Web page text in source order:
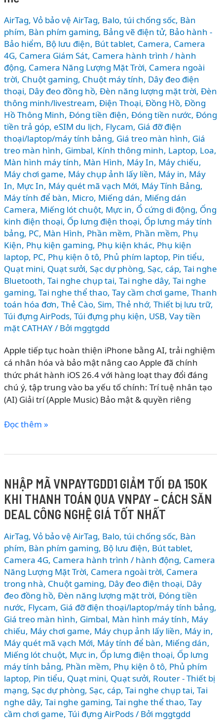
LOẠI
CHI
TIẾT
TỪ
GIÁ
RẺ
ĐẾN
CAO
CẤP
AirTag, Vỏ bảo vệ AirTag, Balo, túi chống sốc, Bàn
phím, Bàn phím gaming, Bảng vẽ điện tử, Bảo hành -
Bảo hiểm, Bộ lưu điện, Bút tablet, Camera, Camera
4G, Camera Giám Sát, Camera hành trình / hành
động, Camera Năng Lượng Mặt Trời, Camera ngoài
trời, Chuột gaming, Chuột máy tính, Dây đeo điện
thoại, Dây đeo đồng hồ, Đèn năng lượng mặt trời, Đèn
thông minh/livestream, Điện Thoại, Đồng Hồ, Đồng
Hồ Thông Minh, Đóng tiền điện, Đóng tiền nước, Đóng
tiền trả góp, eSIM du lịch, Flycam, Giá đỡ điện
thoại/laptop/máy tính bảng, Giá treo màn hình, Giá
treo màn hình, Gimbal, Kính thông minh, Laptop, Loa,
Màn hình máy tính, Màn Hình, Máy In, Máy chiếu,
Máy chơi game, Máy chụp ảnh lấy liền, Máy in, Máy
In, Mực In, Máy quét mã vạch Mới, Máy Tính Bảng,
Máy tính để bàn, Micro, Miếng dán, Miếng dán
Camera, Miếng lót chuột, Mực in, Ổ cứng di động, Ống
kinh điện thoại, Ốp lưng điện thoại, Ốp lưng máy tính
bảng, PC, Màn Hình, Phần mềm, Phần mềm, Phụ
Kiện, Phụ kiện gaming, Phụ kiện khác, Phụ kiện
laptop, PC, Phụ kiện ô tô, Phủ phím laptop, Pin tiểu,
Quạt mini, Quạt sưởi, Sạc dự phòng, Sạc, cáp, Tai nghe
Bluetooth, Tai nghe chụp tai, Tai nghe dây, Tai nghe
gaming, Tai nghe thể thao, Tay cầm chơi game, Thanh
toán hóa đơn, Thẻ Cào, Sim, Thẻ nhớ, Thiết bị lưu trữ,
Túi đựng AirPods, Túi đựng phụ kiện, USB, Vay tiền
mặt CATHAY/ Bởi mggtgdd
Apple tiếp tục hoàn thiện iPhone bằng AI, trải nghiệm
cá nhân hóa và bảo mật nâng cao Apple đã chính
thức phát hành iOS 26.4 với hàng loạt thay đổi đáng
chú ý, tập trung vào ba yếu tố chính: Trí tuệ nhân tạo
(AI) Giải trí (Apple Music) Bảo mật & quyền riêng
iOS
Bổ
sung
loạt
tính
năng
AI,
nâng
cấp
Apple
Music
và
bảo
mật
mạnh
mẽ
Đọc thêm »
NHẬP MÃ VNPAYTGDD1 GIẢM TỐI ĐA 150K
KHI THANH TOÁN QUA VNPAY – CÁCH SĂN
DEAL CÔNG NGHỆ GIÁ TỐT NHẤT
AirTag, Vỏ bảo vệ AirTag, Balo, túi chống sốc, Bàn
phím, Bàn phím gaming, Bộ lưu điện, Bút tablet,
Camera 4G, Camera hành trình / hành động, Camera
Năng Lượng Mặt Trời, Camera ngoài trời, Camera
trong nhà, Chuột gaming, Dây đeo điện thoại, Dây
đeo đồng hồ, Đèn năng lượng mặt trời, Đóng tiền
nước, Flycam, Giá đỡ điện thoại/laptop/máy tính bảng,
Giá treo màn hình, Gimbal, Màn hình máy tính, Máy
chiếu, Máy chơi game, Máy chụp ảnh lấy liền, Máy in,
Máy quét mã vạch Mới, Máy tính để bàn, Miếng dán,
Miếng lót chuột, Mực in, Ốp lưng điện thoại, Ốp lưng
máy tính bảng, Phần mềm, Phụ kiện ô tô, Phủ phím
laptop, Pin tiểu, Quạt mini, Quạt sưởi, Router - Thiết bị
mạng, Sạc dự phòng, Sạc, cáp, Tai nghe chụp tai, Tai
nghe dây, Tai nghe gaming, Tai nghe thể thao, Tay
cầm chơi game, Túi đựng AirPods/ Bởi mggtgdd